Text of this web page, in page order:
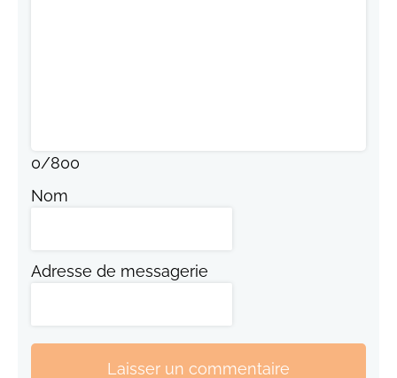
0/800
Nom
Adresse de messagerie
Laisser un commentaire